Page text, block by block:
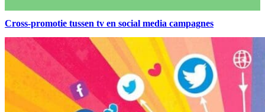
Cross-promotie tussen tv en social media campagnes